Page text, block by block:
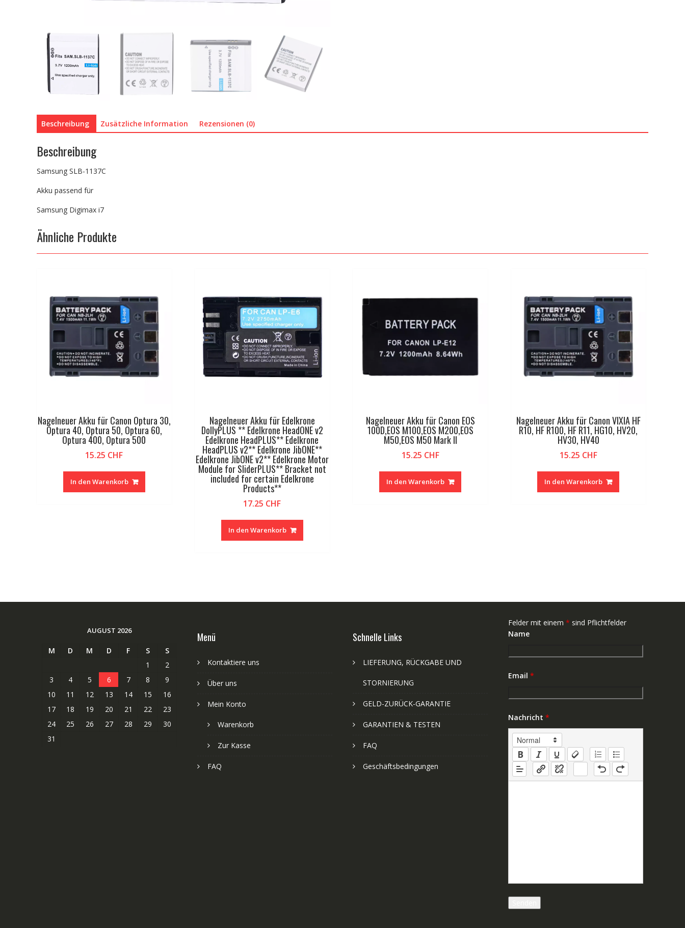
Beschreibung Zusätzliche Information Rezensionen (0)
Beschreibung
Samsung SLB-1137C
Akku passend für
Samsung Digimax i7
Ähnliche Produkte
Nagelneuer Akku für Canon Optura 30,
Optura 40, Optura 50, Optura 60,
Optura 400, Optura 500
15.25 CHF
In den Warenkorb
Nagelneuer Akku für Edelkrone
DollyPLUS ** Edelkrone HeadONE v2
Edelkrone HeadPLUS** Edelkrone
HeadPLUS v2** Edelkrone JibONE**
Edelkrone JibONE v2** Edelkrone Motor
Module for SliderPLUS** Bracket not
included for certain Edelkrone
Products**
17.25 CHF
In den Warenkorb
Nagelneuer Akku für Canon EOS
100D,EOS M100,EOS M200,EOS
M50,EOS M50 Mark II
15.25 CHF
In den Warenkorb
Nagelneuer Akku für Canon VIXIA HF
R10, HF R100, HF R11, HG10, HV20,
HV30, HV40
15.25 CHF
In den Warenkorb
AUGUST 2026
M D M D F S
S
1
2
3
4 5 6 7 8
9
10
11 12 13 14 15
16
17
18 19 20 21 22
23
24
25 26 27 28 29
30
31
Menü
Kontaktiere uns
Über uns
Mein Konto
Warenkorb
Zur Kasse
FAQ
Schnelle Links
LIEFERUNG, RÜCKGABE UND
STORNIERUNG
GELD-ZURÜCK-GARANTIE
GARANTIEN & TESTEN
FAQ
Geschäftsbedingungen
Felder mit einem * sind Pflichtfelder
Name
Email *
Nachricht *